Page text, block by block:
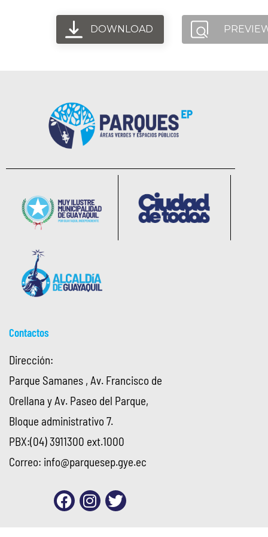
DOWNLOAD
Contactos
Dirección:
Parque Samanes , Av. Francisco de
Orellana y Av. Paseo del Parque,
Bloque administrativo 7.
PBX:(04) 3911300 ext.1000
Correo: info@parquesep.gye.ec